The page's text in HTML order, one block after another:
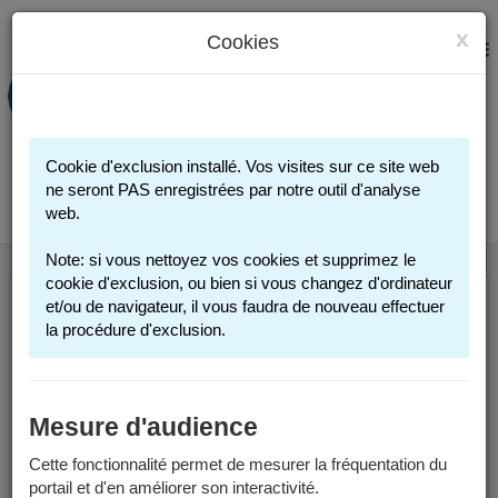
PORTAIL FAMILLE
Connexion
MENU
INFOS UTILES
Vous possédez un compte :
Si vous avez au moins un enfant actuellement
x
Cookies
Cookie d'exclusion installé. Vos visites sur ce site web
ne seront PAS enregistrées par notre outil d'analyse
web.
Note: si vous nettoyez vos cookies et supprimez le
cookie d'exclusion, ou bien si vous changez d'ordinateur
et/ou de navigateur, il vous faudra de nouveau effectuer
la procédure d'exclusion.
Mesure d'audience
Cette fonctionnalité permet de mesurer la fréquentation du
portail et d'en améliorer son interactivité.